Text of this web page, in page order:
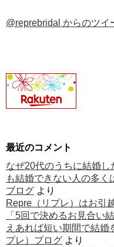
@reprebridal からのツイ
最近のコメント
なぜ20代のうちに結婚し
も結婚できない人の多く
ブログ より
Repre（リプレ）はお引
「5回で決めるお見合い
えあれば短い期間で結婚
プレ）ブログ より